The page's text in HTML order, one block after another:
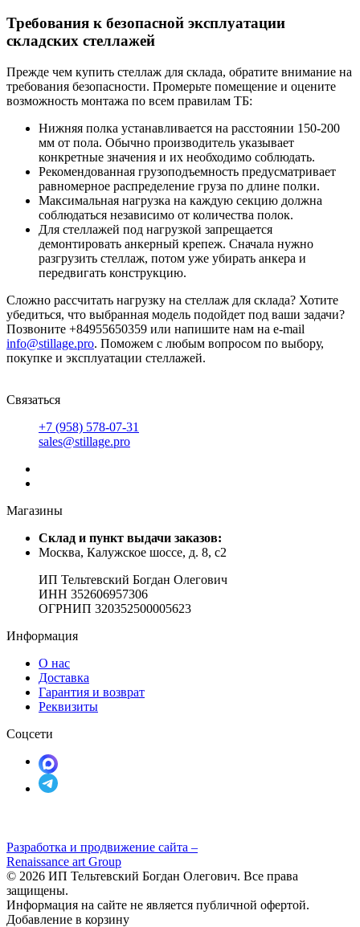
Требования к безопасной эксплуатации
складских стеллажей
Прежде чем купить стеллаж для склада, обратите внимание на
требования безопасности. Промерьте помещение и оцените
возможность монтажа по всем правилам ТБ:
Нижняя полка устанавливается на расстоянии 150-200
мм от пола. Обычно производитель указывает
конкретные значения и их необходимо соблюдать.
Рекомендованная грузоподъемность предусматривает
равномерное распределение груза по длине полки.
Максимальная нагрузка на каждую секцию должна
соблюдаться независимо от количества полок.
Для стеллажей под нагрузкой запрещается
демонтировать анкерный крепеж. Сначала нужно
разгрузить стеллаж, потом уже убирать анкера и
передвигать конструкцию.
Сложно рассчитать нагрузку на стеллаж для склада? Хотите
убедиться, что выбранная модель подойдет под ваши задачи?
Позвоните +84955650359 или напишите нам на e-mail
info@stillage.pro. Поможем с любым вопросом по выбору,
покупке и эксплуатации стеллажей.
Связаться
+7 (958) 578-07-31
sales@stillage.pro
Магазины
Cклад и пункт выдачи заказов:
Москва, Калужское шоссе, д. 8, с2
ИП Тельтевский Богдан Олегович
ИНН 352606957306
ОГРНИП 320352500005623
Информация
О нас
Доставка
Гарантия и возврат
Реквизиты
Соцсети
Разработка и продвижение сайта –
Renaissance art Group
© 2026 ИП Тельтевский Богдан Олегович. Все права
защищены.
Информация на сайте не является публичной офертой.
Добавление в корзину